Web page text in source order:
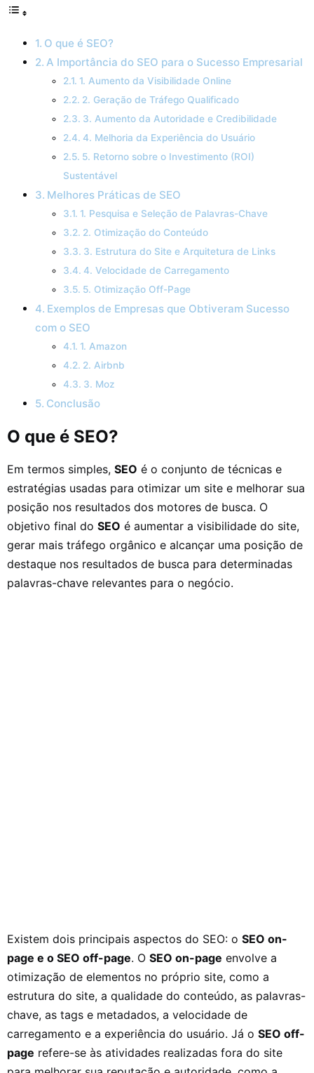
O que é SEO?
A Importância do SEO para o Sucesso Empresarial
1. Aumento da Visibilidade Online
2. Geração de Tráfego Qualificado
3. Aumento da Autoridade e Credibilidade
4. Melhoria da Experiência do Usuário
5. Retorno sobre o Investimento (ROI)
Sustentável
Melhores Práticas de SEO
1. Pesquisa e Seleção de Palavras-Chave
2. Otimização do Conteúdo
3. Estrutura do Site e Arquitetura de Links
4. Velocidade de Carregamento
5. Otimização Off-Page
Exemplos de Empresas que Obtiveram Sucesso
com o SEO
1. Amazon
2. Airbnb
3. Moz
Conclusão
O que é SEO?
Em termos simples, SEO é o conjunto de técnicas e
estratégias usadas para otimizar um site e melhorar sua
posição nos resultados dos motores de busca. O
objetivo final do SEO é aumentar a visibilidade do site,
gerar mais tráfego orgânico e alcançar uma posição de
destaque nos resultados de busca para determinadas
palavras-chave relevantes para o negócio.
Existem dois principais aspectos do SEO: o SEO on-
page e o SEO off-page. O SEO on-page envolve a
otimização de elementos no próprio site, como a
estrutura do site, a qualidade do conteúdo, as palavras-
chave, as tags e metadados, a velocidade de
carregamento e a experiência do usuário. Já o SEO off-
page refere-se às atividades realizadas fora do site